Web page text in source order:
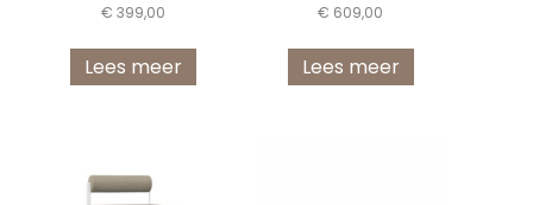
€ 399,00
Lees meer
€ 609,00
Lees meer